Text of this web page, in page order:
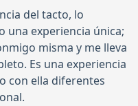
del tacto, lo
una experiencia única;
misma y me lleva
Es una experiencia
con ella diferentes